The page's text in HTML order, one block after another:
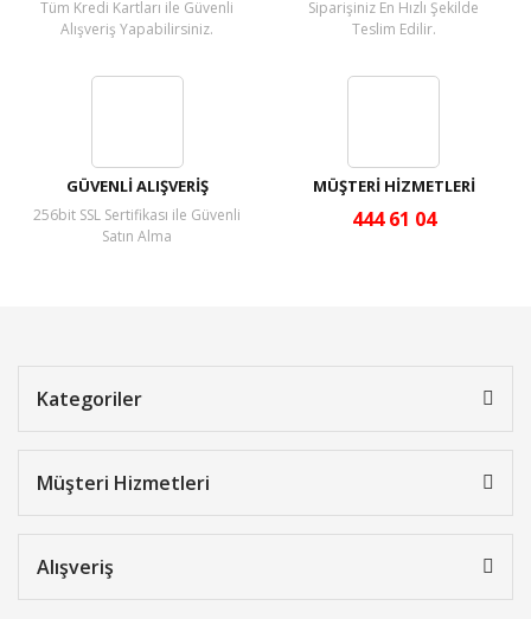
Tüm Kredi Kartları ile Güvenli
Alışveriş Yapabilirsiniz.
Siparişiniz En Hızlı Şekilde
Teslim Edilir.
GÜVENLİ ALIŞVERİŞ
256bit SSL Sertifikası ile Güvenli
Satın Alma
MÜŞTERİ HİZMETLERİ
444 61 04
Kategoriler
Müşteri Hizmetleri
Alışveriş